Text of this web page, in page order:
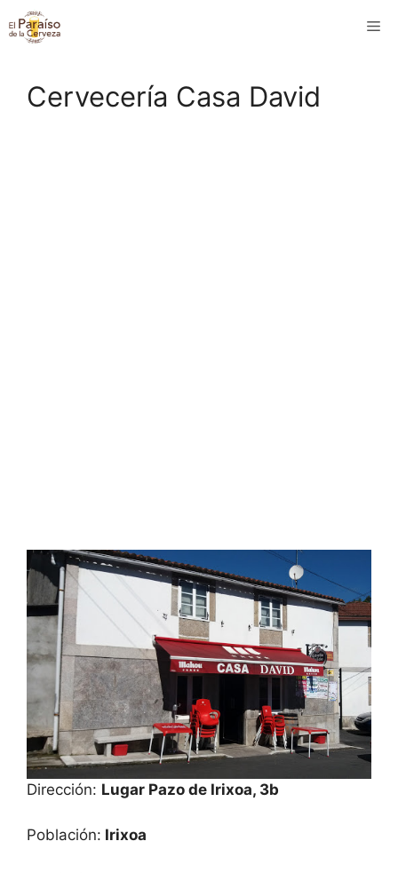
Saltar
al
Cervecería Casa David
Dirección: Lugar Pazo de Irixoa, 3b
Población: Irixoa